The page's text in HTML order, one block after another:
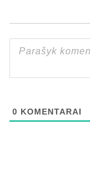
0 KOMENTARAI